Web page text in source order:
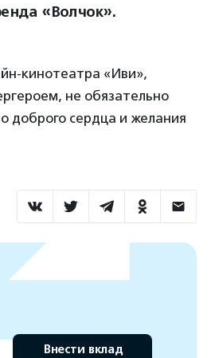
«Волчок».
кинотеатра «Иви»,
не обязательно
доброго сердца и желания
Внести вклад